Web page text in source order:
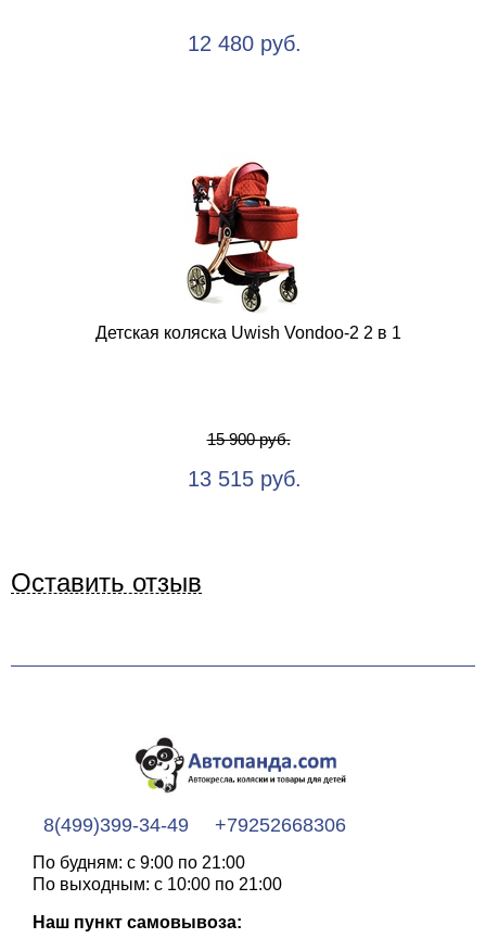
12 480 руб.
Детская коляска Uwish Vondoo-2 2 в 1
15 900 руб.
13 515 руб.
Оставить отзыв
8(499)399-34-49 +79252668306
По будням: с 9:00 по 21:00
По выходным: с 10:00 по 21:00
Наш пункт самовывоза: